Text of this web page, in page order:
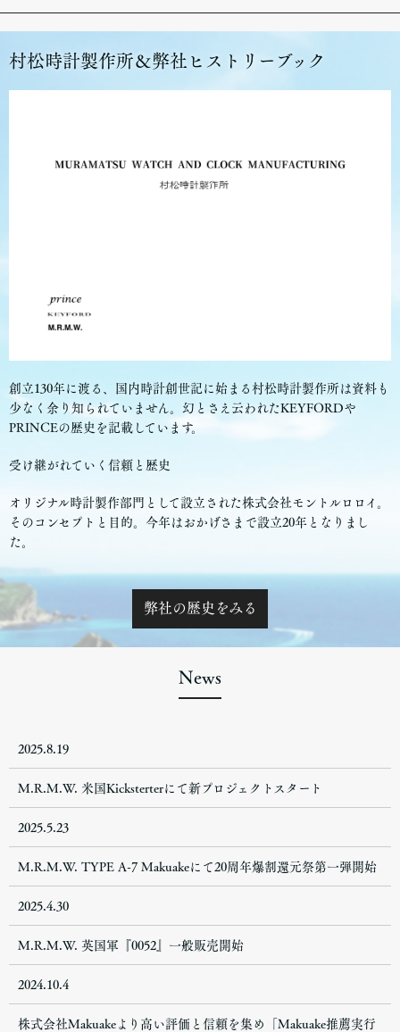
村松時計製作所＆弊社ヒストリーブック
創立130年に渡る、国内時計創世記に始まる村松時計製作所は資料も
少なく余り知られていません。幻とさえ云われたKEYFORDや
PRINCEの歴史を記載しています。
受け継がれていく信頼と歴史
オリジナル時計製作部門として設立された株式会社モントルロロイ。
そのコンセプトと目的。今年はおかげさまで設立20年となりまし
た。
弊社の歴史をみる
News
2025.8.19
M.R.M.W. 米国Kicksterterにて新プロジェクトスタート
2025.5.23
M.R.M.W. TYPE A-7 Makuakeにて20周年爆割還元祭第一弾開始
2025.4.30
M.R.M.W. 英国軍『0052』一般販売開始
2024.10.4
株式会社Makuakeより高い評価と信頼を集め「Makuake推薦実行